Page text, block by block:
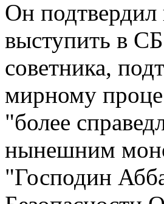
Он
выступить в
советника,
мирному
"более
нынешним
"Господин